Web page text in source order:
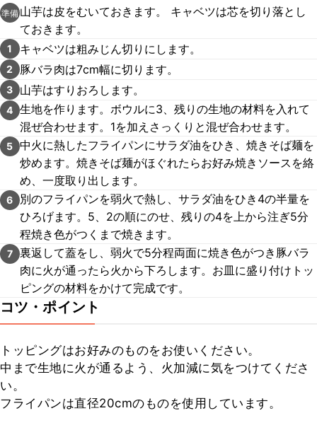
準備 山芋は皮をむいておきます。 キャベツは芯を切り落とし
ておきます。
1 キャベツは粗みじん切りにします。
2 豚バラ肉は7cm幅に切ります。
3 山芋はすりおろします。
4 生地を作ります。ボウルに3、残りの生地の材料を入れて
混ぜ合わせます。1を加えさっくりと混ぜ合わせます。
5 中火に熱したフライパンにサラダ油をひき、焼きそば麺を
炒めます。焼きそば麺がほぐれたらお好み焼きソースを絡
め、一度取り出します。
6
別のフライパンを弱火で熱し、サラダ油をひき4の半量を
ひろげます。5、2の順にのせ、残りの4を上から注ぎ5分
程焼き色がつくまで焼きます。
7 裏返して蓋をし、弱火で5分程両面に焼き色がつき豚バラ
肉に火が通ったら火から下ろします。お皿に盛り付けトッ
ピングの材料をかけて完成です。
コツ・ポイント
トッピングはお好みのものをお使いください。
中まで生地に火が通るよう、火加減に気をつけてくださ
い。
フライパンは直径20cmのものを使用しています。